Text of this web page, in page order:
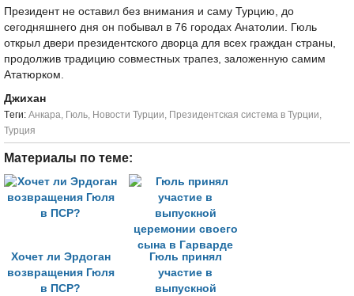
Президент не оставил без внимания и саму Турцию, до
сегодняшнего дня он побывал в 76 городах Анатолии. Гюль
открыл двери президентского дворца для всех граждан страны,
продолжив традицию совместных трапез, заложенную самим
Ататюрком.
Джихан
Tеги: Анкара, Гюль, Новости Турции, Президентская система в Турции,
Турция
Материалы по теме:
Хочет ли Эрдоган
возвращения Гюля
в ПСР?
Гюль принял
участие в
выпускной